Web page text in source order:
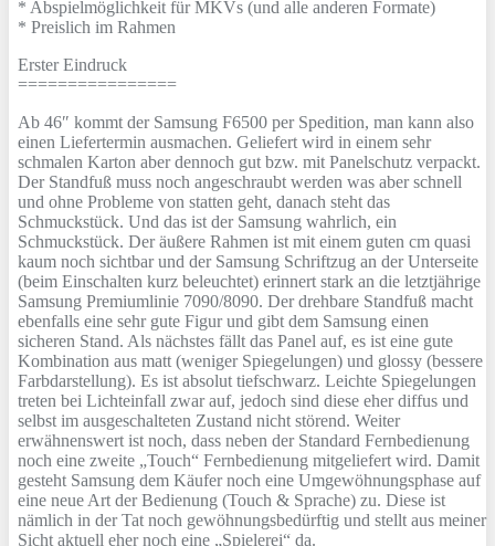
* Abspielmöglichkeit für MKVs (und alle anderen Formate)
* Preislich im Rahmen
Erster Eindruck
================
Ab 46″ kommt der Samsung F6500 per Spedition, man kann also
einen Liefertermin ausmachen. Geliefert wird in einem sehr
schmalen Karton aber dennoch gut bzw. mit Panelschutz verpackt.
Der Standfuß muss noch angeschraubt werden was aber schnell
und ohne Probleme von statten geht, danach steht das
Schmuckstück. Und das ist der Samsung wahrlich, ein
Schmuckstück. Der äußere Rahmen ist mit einem guten cm quasi
kaum noch sichtbar und der Samsung Schriftzug an der Unterseite
(beim Einschalten kurz beleuchtet) erinnert stark an die letztjährige
Samsung Premiumlinie 7090/8090. Der drehbare Standfuß macht
ebenfalls eine sehr gute Figur und gibt dem Samsung einen
sicheren Stand. Als nächstes fällt das Panel auf, es ist eine gute
Kombination aus matt (weniger Spiegelungen) und glossy (bessere
Farbdarstellung). Es ist absolut tiefschwarz. Leichte Spiegelungen
treten bei Lichteinfall zwar auf, jedoch sind diese eher diffus und
selbst im ausgeschalteten Zustand nicht störend. Weiter
erwähnenswert ist noch, dass neben der Standard Fernbedienung
noch eine zweite „Touch“ Fernbedienung mitgeliefert wird. Damit
gesteht Samsung dem Käufer noch eine Umgewöhnungsphase auf
eine neue Art der Bedienung (Touch & Sprache) zu. Diese ist
nämlich in der Tat noch gewöhnungsbedürftig und stellt aus meiner
Sicht aktuell eher noch eine „Spielerei“ da.